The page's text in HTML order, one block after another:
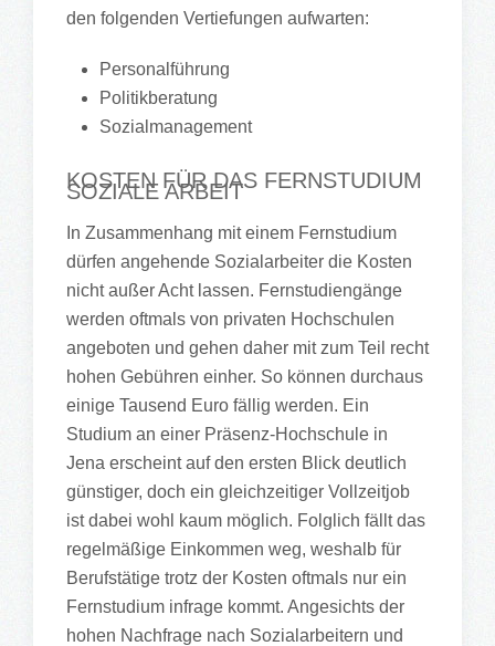
den folgenden Vertiefungen aufwarten:
Personalführung
Politikberatung
Sozialmanagement
KOSTEN FÜR DAS FERNSTUDIUM
SOZIALE ARBEIT
In Zusammenhang mit einem Fernstudium
dürfen angehende Sozialarbeiter die Kosten
nicht außer Acht lassen. Fernstudiengänge
werden oftmals von privaten Hochschulen
angeboten und gehen daher mit zum Teil recht
hohen Gebühren einher. So können durchaus
einige Tausend Euro fällig werden. Ein
Studium an einer Präsenz-Hochschule in
Jena erscheint auf den ersten Blick deutlich
günstiger, doch ein gleichzeitiger Vollzeitjob
ist dabei wohl kaum möglich. Folglich fällt das
regelmäßige Einkommen weg, weshalb für
Berufstätige trotz der Kosten oftmals nur ein
Fernstudium infrage kommt. Angesichts der
hohen Nachfrage nach Sozialarbeitern und